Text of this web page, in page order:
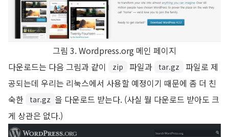
그림 3. Wordpress.org 메인 페이지
다운로드는 다음 그림과 같이
zip 파일과 tar.gz
파일로 제
공되는데 우리는 리눅스에서 사용할 예정이기 때문에 좀 더 친
숙한
tar.gz 을 다운로드 받는다. (사실 뭘 다운로드 받아도 크
게 상관은 없다.)